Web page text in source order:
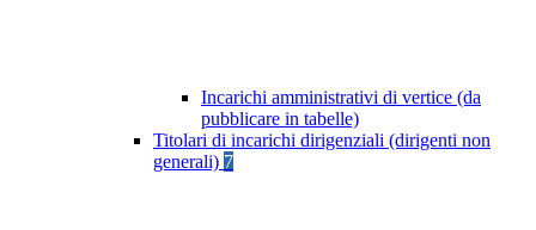
Incarichi amministrativi di vertice (da
pubblicare in tabelle)
Titolari di incarichi dirigenziali (dirigenti non
generali) 7